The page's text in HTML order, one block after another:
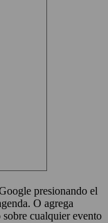
presionando el
O agrega
cualquier evento